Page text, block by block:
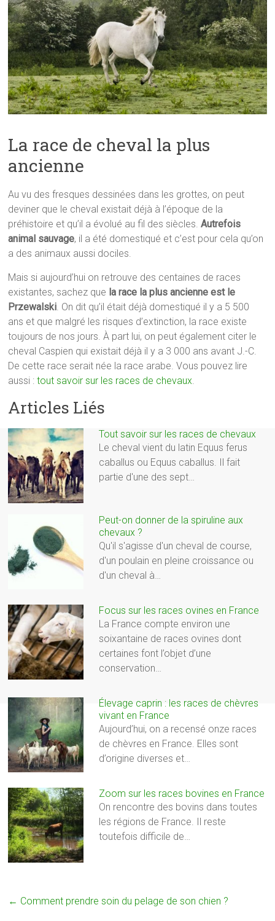
La race de cheval la plus
ancienne
Au vu des fresques dessinées dans les grottes, on peut
deviner que le cheval existait déjà à l’époque de la
préhistoire et qu’il a évolué au fil des siècles.Autrefois
animal sauvage, il a été domestiqué et c’est pour cela qu’on
a des animaux aussi dociles.
Mais si aujourd’hui on retrouve des centaines de races
existantes, sachez que la race la plus ancienne est le
Przewalski . On dit qu’il était déjà domestiqué il y a 5 500
ans et que malgré les risques d’extinction, la race existe
toujours de nos jours. À part lui, on peut également citer le
cheval Caspien qui existait déjà il y a 3 000 ans avant J.-C.
De cette race serait née la race arabe. Vous pouvez lire
aussi :tout savoir sur les races de chevaux
Articles Liés
Tout savoir sur les races de chevaux
Le cheval vient du latin Equus ferus
caballus ou Equus caballus. Il fait
partie d'une des sept…
Peut-on donner de la spiruline aux
chevaux ?
Qu'il s'agisse d'un cheval de course,
d'un poulain en pleine croissance ou
d'un cheval à…
Focus sur les races ovines en France
La France compte environ une
soixantaine de races ovines dont
certaines font l’objet d’une
conservation…
Élevage caprin : les races de chèvres
vivant en France
Aujourd’hui, on a recensé onze races
de chèvres en France. Elles sont
d’origine diverses et…
Zoom sur les races bovines en France
On rencontre des bovins dans toutes
les régions de France. Il reste
toutefois difficile de…
← Comment prendre soin du pelage de son chien ?